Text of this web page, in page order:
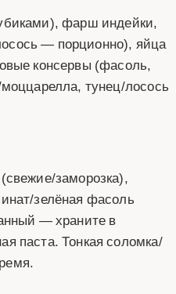
фарш индейки,
— порционно), яйца
консервы (фасоль,
тунец/лосось
заморозка),
зелёная фасоль
— храните в
паста. Тонкая соломка/